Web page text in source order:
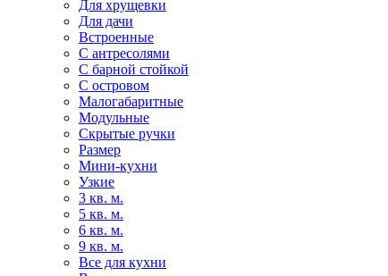
Для хрущевки
Для дачи
Встроенные
С антресолями
С барной стойкой
С островом
Малогабаритные
Модульные
Скрытые ручки
Размер
Мини-кухни
Узкие
3 кв. м.
5 кв. м.
6 кв. м.
9 кв. м.
Все для кухни